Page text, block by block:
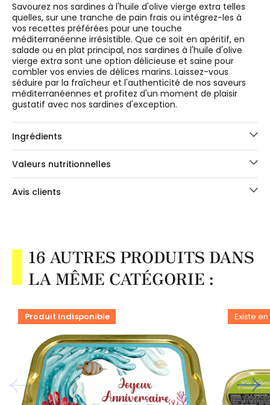
Savourez nos sardines à l'huile d'olive vierge extra telles
quelles, sur une tranche de pain frais ou intégrez-les à
vos recettes préférées pour une touche
méditerranéenne irrésistible. Que ce soit en apéritif, en
salade ou en plat principal, nos sardines à l'huile d'olive
vierge extra sont une option délicieuse et saine pour
combler vos envies de délices marins. Laissez-vous
séduire par la fraîcheur et l'authenticité de nos saveurs
méditerranéennes et profitez d'un moment de plaisir
gustatif avec nos sardines d'exception.
Ingrédients
Valeurs nutritionnelles
Avis clients
16 AUTRES PRODUITS DANS
LA MÊME CATÉGORIE :
Produit indisponible Existe